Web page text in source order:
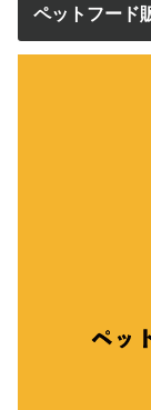
ペットフード